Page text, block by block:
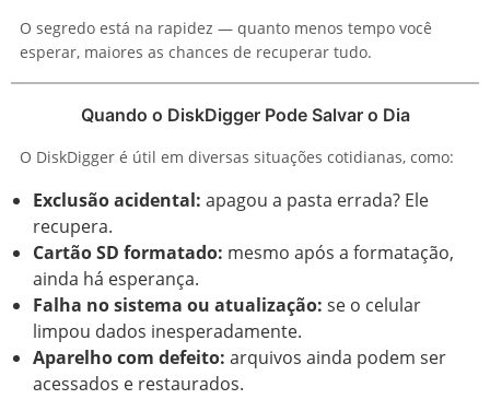
O segredo está na rapidez — quanto menos tempo você
esperar, maiores as chances de recuperar tudo.
Quando o DiskDigger Pode Salvar o Dia
O DiskDigger é útil em diversas situações cotidianas, como:
Exclusão acidental: apagou a pasta errada? Ele
recupera.
Cartão SD formatado: mesmo após a formatação,
ainda há esperança.
Falha no sistema ou atualização: se o celular
limpou dados inesperadamente.
Aparelho com defeito: arquivos ainda podem ser
acessados e restaurados.